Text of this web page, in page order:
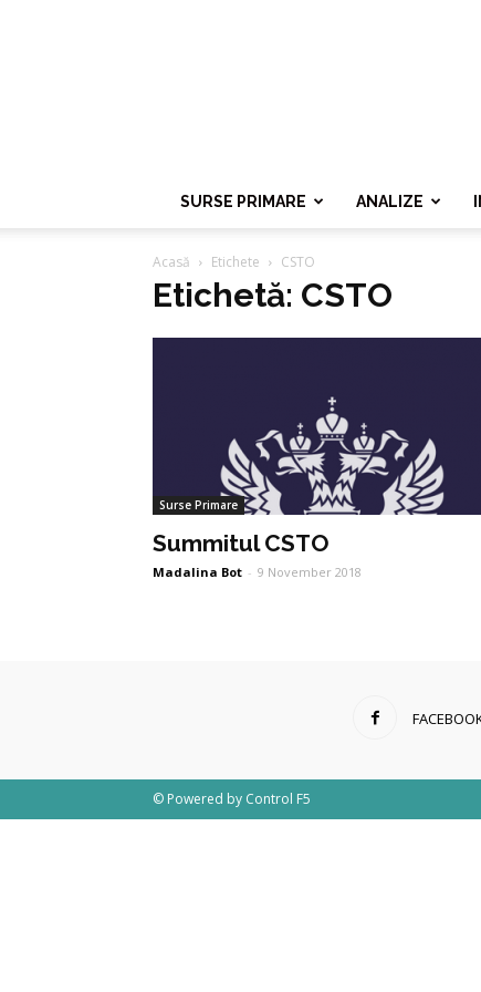
SURSE PRIMARE ANALIZE
Acasă Etichete CSTO
Etichetă: CSTO
Surse Primare
Summitul CSTO
Madalina Bot - 9 November 2018
© Powered by Control F5